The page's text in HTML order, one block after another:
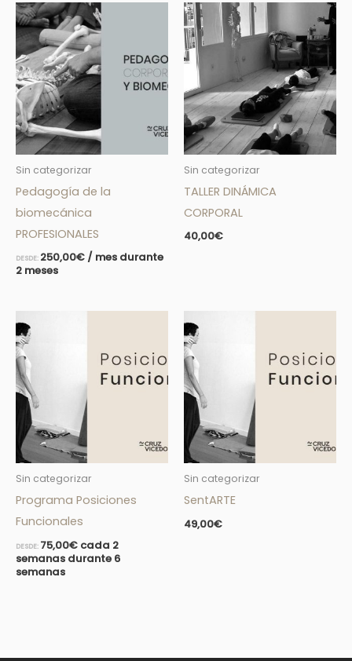
Sin categorizar
Pedagogía de la
biomecánica
PROFESIONALES
DESDE: 250,00€ / mes durante
2 meses
Sin categorizar
TALLER DINÁMICA
CORPORAL
40,00€
Sin categorizar
Programa Posiciones
Funcionales
DESDE: 75,00€ cada 2
semanas durante 6
semanas
Sin categorizar
SentARTE
49,00€